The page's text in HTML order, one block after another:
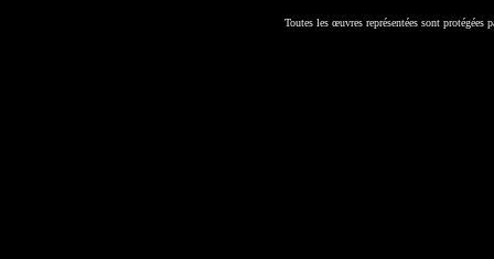
Toutes les œuvres représentées sont